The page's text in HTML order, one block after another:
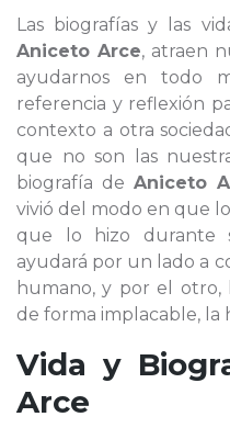
Las biografías y las
Aniceto Arce, atraen
ayudarnos en todo
referencia y reflexión
contexto a otra
que no son las
biografía de Aniceto
vivió del modo en que
que lo hizo durante
ayudará por un lado a
humano, y por el
de forma implacable, la
Vida y
Arce